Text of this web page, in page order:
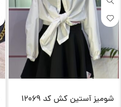
شومیز آستین کش کد 12069